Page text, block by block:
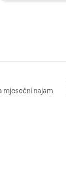
mjesečni najam